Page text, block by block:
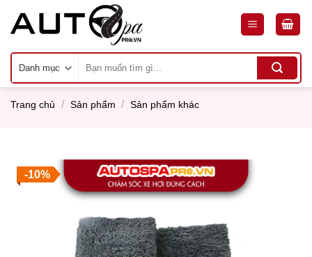
kiếm:
Trang chủ / Sản phẩm / Sản phẩm khác
-10%